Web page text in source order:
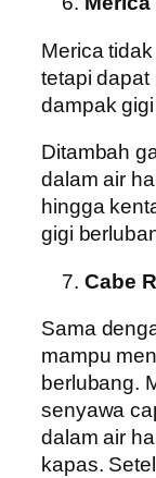
Merica
tetapi dapat
dampak
Ditambah
dalam air
hingga
gigi
Cabe
Sama
mampu
berlubang.
senyawa
dalam air
kapas.